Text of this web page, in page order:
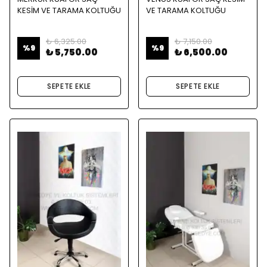
KESİM VE TARAMA KOLTUĞU
%9
₺ 6,325.00
₺ 5,750.00
SEPETE EKLE
VE TARAMA KOLTUĞU
%9
₺ 7,150.00
₺ 6,500.00
SEPETE EKLE